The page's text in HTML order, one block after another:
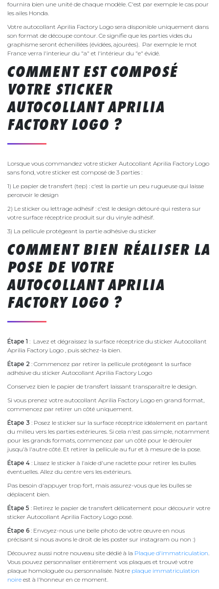
fournira bien une unité de chaque modèle. C'est par exemple le cas pour
les ailes Honda.
Votre autocollant Aprilia Factory Logo sera disponible uniquement dans
son format de découpe contour. Ce signifie que les parties vides du
graphisme seront échenillées (évidées, ajourées). Par exemple le mot
France verra l'interieur du "a" et l'intérieur du "e" évidé.
COMMENT EST COMPOSÉ
VOTRE STICKER
AUTOCOLLANT APRILIA
FACTORY LOGO ?
Lorsque vous commandez votre sticker Autocollant Aprilia Factory Logo
sans fond, votre sticker est composé de 3 parties :
1) Le papier de transfert (tep) : c'est la partie un peu rugueuse qui laisse
percevoir le design
2) Le sticker ou lettrage adhésif : c'est le design détouré qui restera sur
votre surface réceptrice produit sur du vinyle adhésif.
3) La pellicule protégeant la partie adhésive du sticker
COMMENT BIEN RÉALISER LA
POSE DE VOTRE
AUTOCOLLANT APRILIA
FACTORY LOGO ?
Étape 1 : Lavez et dégraissez la surface réceptrice du sticker Autocollant
Aprilia Factory Logo , puis séchez-la bien.
Étape 2 : Commencez par retirer la pellicule protégeant la surface
adhésive du sticker Autocollant Aprilia Factory Logo
Conservez bien le papier de transfert laissant transparaître le design.
Si vous prenez votre autocollant Aprilia Factory Logo en grand format,
commencez par retirer un côté uniquement.
Étape 3 : Posez le sticker sur la surface réceptrice idéalement en partant
du milieu vers les parties extérieures. Si cela n'est pas simple, notamment
pour les grands formats, commencez par un côté pour le dérouler
jusqu'à l'autre côté. Et retirer la pellicule au fur et à mesure de la pose.
Étape 4 : Lissez le sticker à l'aide d'une raclette pour retirer les bulles
éventuelles. Allez du centre vers les extérieurs.
Pas besoin d'appuyer trop fort, mais assurez-vous que les bulles se
déplacent bien.
Étape 5 : Retirez le papier de transfert délicatement pour découvrir votre
sticker Autocollant Aprilia Factory Logo posé.
Étape 6 : Envoyez-nous une belle photo de votre œuvre en nous
précisant si nous avons le droit de les poster sur instagram ou non :)
Découvrez aussi notre nouveau site dédié à la Plaque d'immatriculation
Vous pouvez personnaliser entièrement vos plaques et trouvé votre
plaque homologuée ou personnalisée. Notre plaque immatriculation
noire est à l'honneur en ce moment.